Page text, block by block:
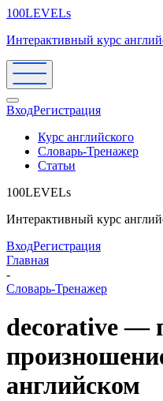
100LEVELs
Интерактивный курс
ВходРегистрация
Курс английского
Словарь-Тренажер
Статьи
100LEVELs
Интерактивный курс
ВходРегистрация
Главная
-
Словарь-Тренажер
decorative —
английском